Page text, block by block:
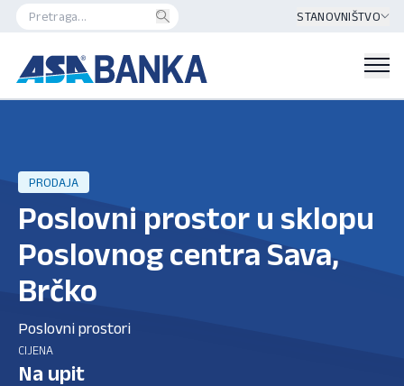
STANOVNIŠTVO
PRODAJA
Poslovni prostor u sklopu
Poslovnog centra Sava,
Brčko
Poslovni prostori
CIJENA
Na upit